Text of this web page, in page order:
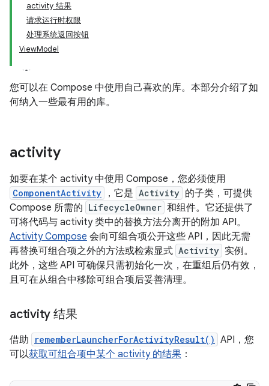
activity 结果
请求运行时权限
处理系统返回按钮
ViewModel
您可以在 Compose 中使用自己喜欢的库。本部分介绍了如
何纳入一些最有用的库。
activity
如要在某个 activity 中使用 Compose，您必须使用
ComponentActivity ，它是 Activity 的子类，可提供
Compose 所需的 LifecycleOwner 和组件。它还提供了
可将代码与 activity 类中的替换方法分离开的附加 API。
Activity Compose 会向可组合项公开这些 API，因此无需
再替换可组合项之外的方法或检索显式 Activity 实例。
此外，这些 API 可确保只需初始化一次，在重组后仍有效，
且可在从组合中移除可组合项后妥善清理。
activity 结果
借助 rememberLauncherForActivityResult() API，您
可以获取可组合项中某个 activity 的结果 ：